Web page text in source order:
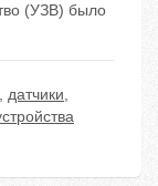
(УЗВ) было
, датчики,